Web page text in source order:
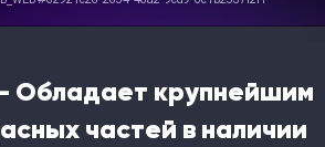
Обладает крупнейшим
частей в наличии